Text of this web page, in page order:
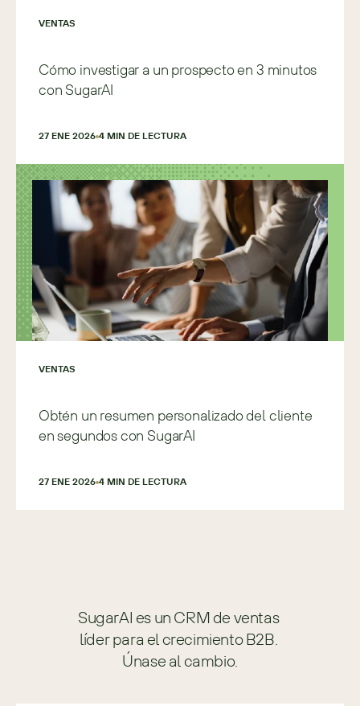
VENTAS
Cómo investigar a un prospecto en 3 minutos
con SugarAI
27 ENE 2026 4 MIN DE LECTURA
VENTAS
Obtén un resumen personalizado del cliente
en segundos con SugarAI
27 ENE 2026 4 MIN DE LECTURA
SugarAI es un CRM de ventas
líder para el crecimiento B2B.
Únase al cambio.